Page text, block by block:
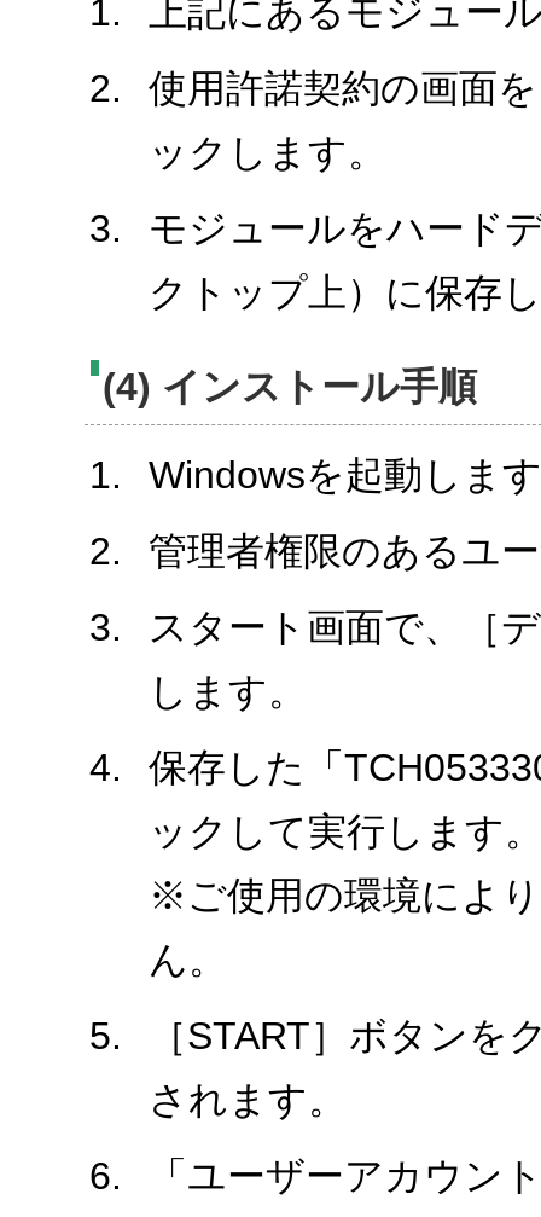
上記にあるモジュー
使用許諾契約の画面
ックします。
モジュールをハード
クトップ上）に保存
(4) インストール手順
Windowsを起動しま
管理者権限のあるユ
スタート画面で、［
します。
保存した「
ックして実行します
※ご使用の環境によ
ん。
［START］ボタン
されます。
「ユーザーアカウン